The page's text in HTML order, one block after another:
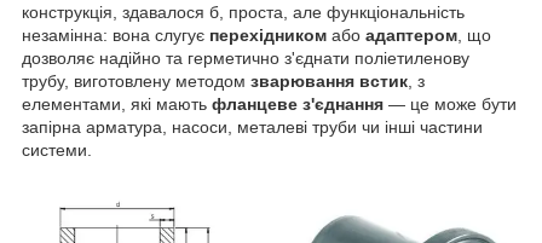
конструкція, здавалося б, проста, але функціональність
незамінна: вона слугує перехідником або адаптером , що
дозволяє надійно та герметично з'єднати поліетиленову
трубу, виготовлену методом зварювання встик , з
елементами, які мають фланцеве з'єднання — це може бути
запірна арматура, насоси, металеві труби чи інші частини
системи.